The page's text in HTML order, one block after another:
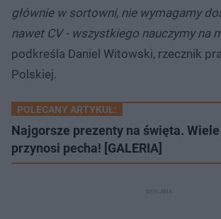
głównie w sortowni, nie wymagamy
nawet CV - wszystkiego nauczymy na
podkreśla Daniel Witowski, rzecznik
Polskiej.
POLECANY ARTYKUŁ:
Najgorsze prezenty na święta.
przynosi pecha! [GALERIA]